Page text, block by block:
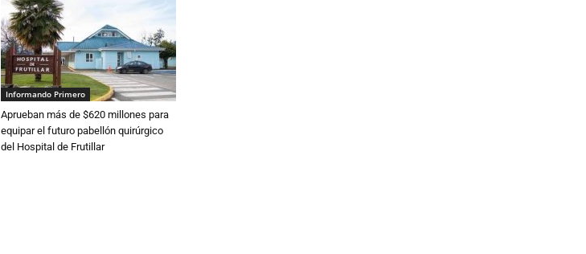
Informando Primero
Aprueban más de $620 millones para
equipar el futuro pabellón quirúrgico
del Hospital de Frutillar